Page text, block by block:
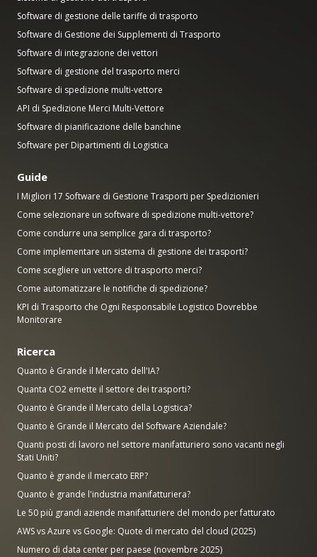
Software di gestione delle tariffe di trasporto
Software di Gestione dei Supplementi di Trasporto
Software di integrazione dei vettori
Software di gestione del trasporto merci
Software di spedizione multi-vettore
API di Spedizione Merci Multi-Vettore
Software di pianificazione delle banchine
Software per Dipartimenti di Logistica
Guide
I Migliori 17 Software di Gestione Trasporti per Spedizionieri
Come selezionare un software di spedizione multi-vettore?
Come condurre una semplice gara di trasporto?
Come implementare un sistema di gestione dei trasporti?
Come scegliere un vettore di trasporto merci?
Come automatizzare le notifiche di spedizione?
KPI di Trasporto che Ogni Responsabile Logistico Dovrebbe
Monitorare
Ricerca
Quanto è Grande il Mercato dell'IA?
Quanta CO2 emette il settore dei trasporti?
Quanto è Grande il Mercato della Logistica?
Quanto è Grande il Mercato del Software Aziendale?
Quanti posti di lavoro nel settore manifatturiero sono vacanti negli
Stati Uniti?
Quanto è grande il mercato ERP?
Quanto è grande l'industria manifatturiera?
Le 50 più grandi aziende manifatturiere del mondo per fatturato
AWS vs Azure vs Google: Quote di mercato del cloud (2025)
Numero di data center per paese (novembre 2025)